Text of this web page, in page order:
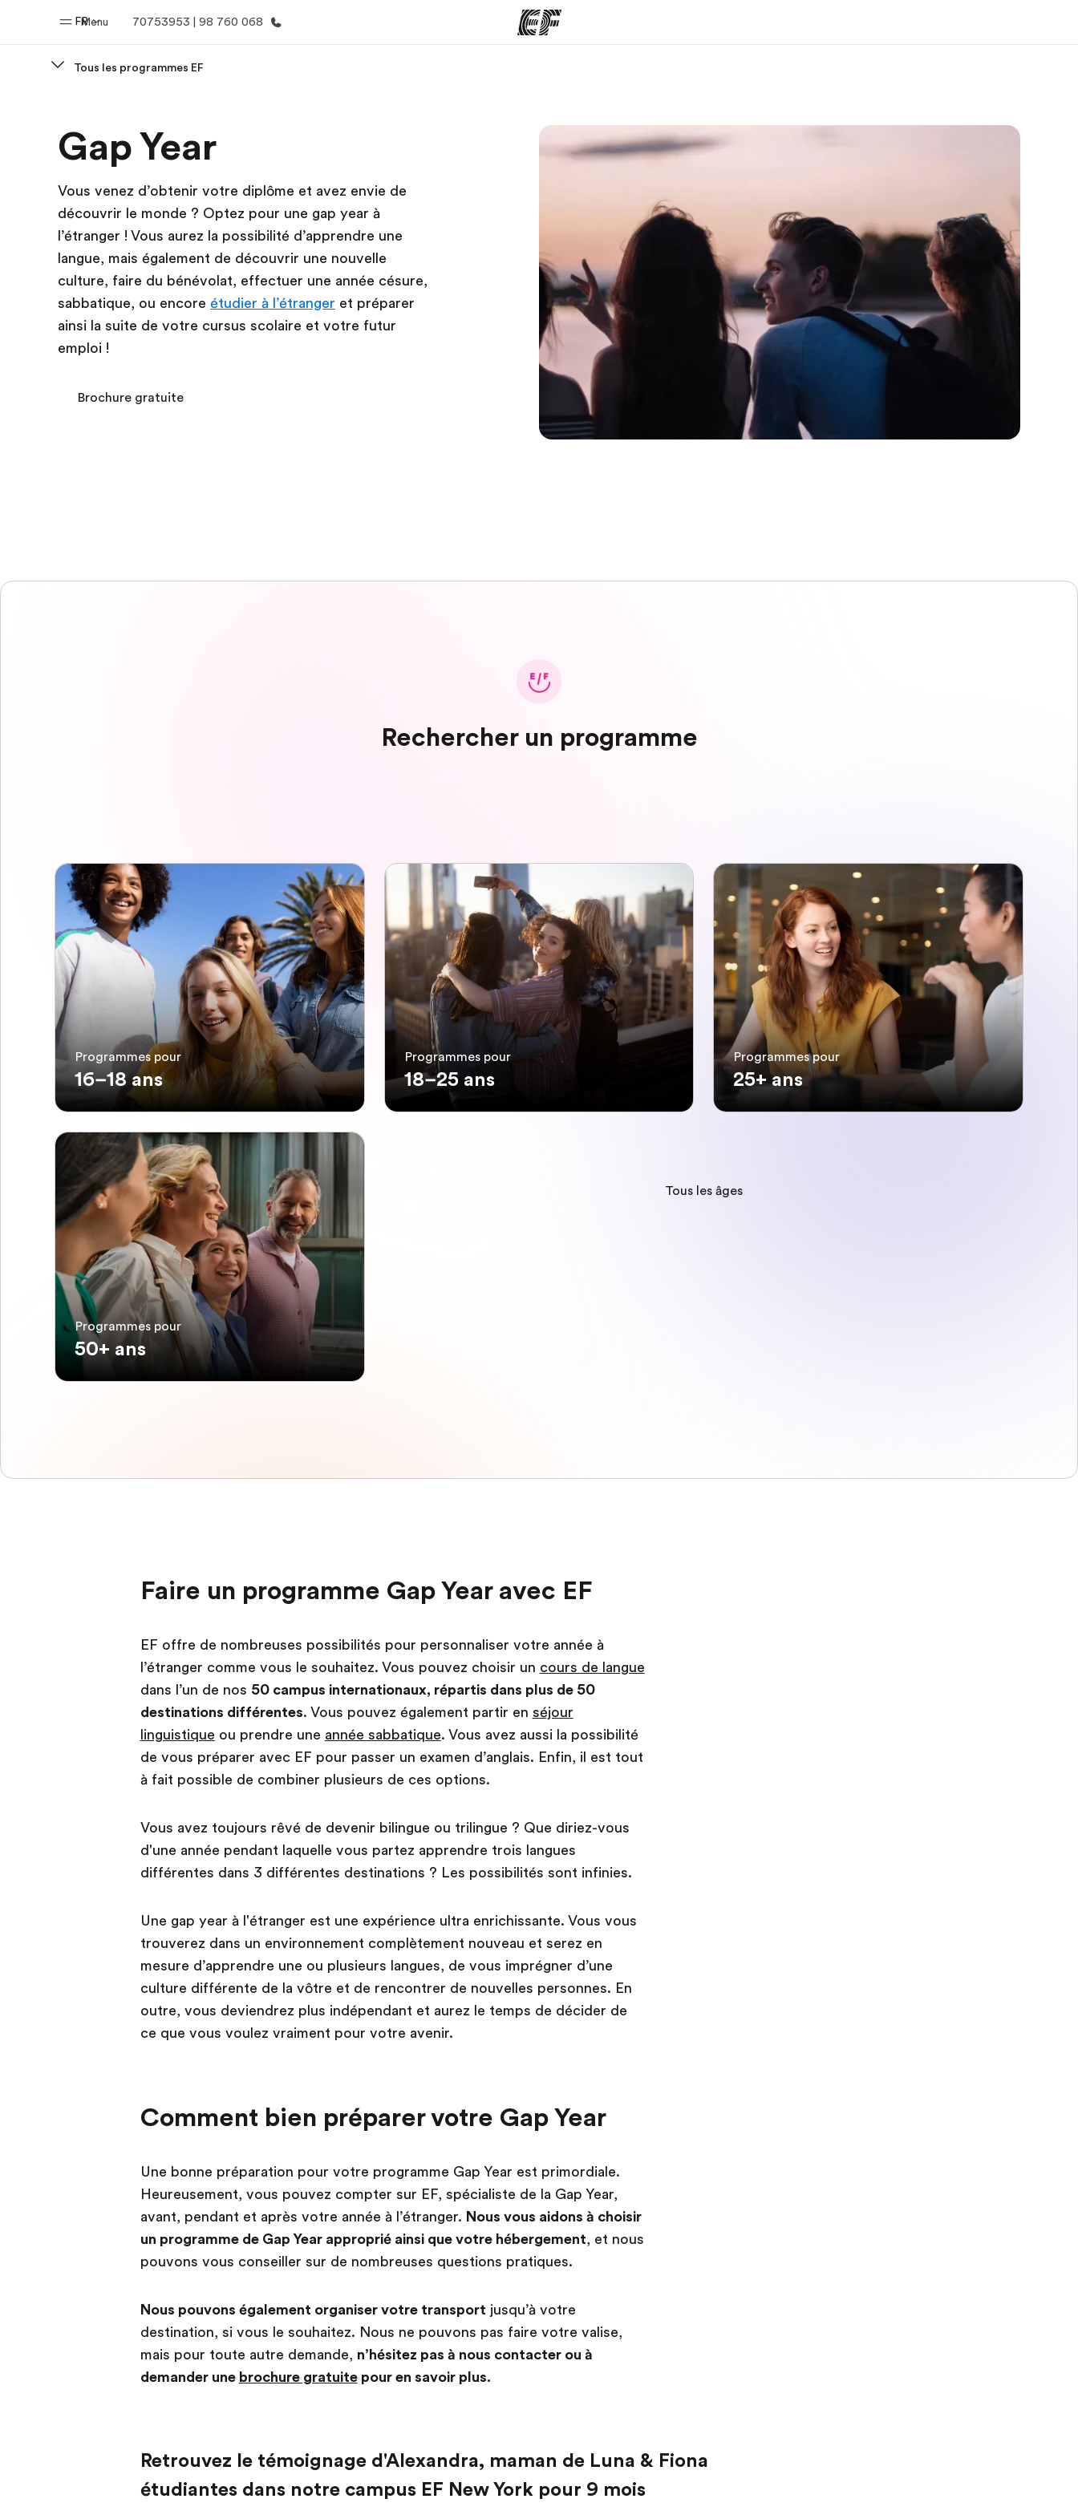
Menu
FR 70753953 | 98 760 068
Bienvenue chez EF Qui sommes-nous ?
Tous les programmes EF
Gap Year
Vous venez d’obtenir votre diplôme et avez envie de
découvrir le monde ? Optez pour une gap year à
l’étranger ! Vous aurez la possibilité d’apprendre une
langue, mais également de découvrir une nouvelle
culture, faire du bénévolat, effectuer une année césure,
sabbatique, ou encore étudier à l’étranger et préparer
ainsi la suite de votre cursus scolaire et votre futur
emploi !
Brochure gratuite
Rechercher un programme
Programmes pour
16–18 ans
Programmes pour
18–25 ans
Programmes pour
25+ ans
Programmes pour
50+ ans
Tous les âges
Faire un programme Gap Year avec EF
EF offre de nombreuses possibilités pour personnaliser votre année à
l’étranger comme vous le souhaitez. Vous pouvez choisir un cours de langue
dans l’un de nos 50 campus internationaux, répartis dans plus de 50
destinations différentes. Vous pouvez également partir en séjour
linguistique ou prendre une année sabbatique. Vous avez aussi la possibilité
de vous préparer avec EF pour passer un examen d’anglais. Enfin, il est tout
à fait possible de combiner plusieurs de ces options.
Vous avez toujours rêvé de devenir bilingue ou trilingue ? Que diriez-vous
d'une année pendant laquelle vous partez apprendre trois langues
différentes dans 3 différentes destinations ? Les possibilités sont infinies.
Une gap year à l'étranger est une expérience ultra enrichissante. Vous vous
trouverez dans un environnement complètement nouveau et serez en
mesure d’apprendre une ou plusieurs langues, de vous imprégner d’une
culture différente de la vôtre et de rencontrer de nouvelles personnes. En
outre, vous deviendrez plus indépendant et aurez le temps de décider de
ce que vous voulez vraiment pour votre avenir.
Comment bien préparer votre Gap Year
Une bonne préparation pour votre programme Gap Year est primordiale.
Heureusement, vous pouvez compter sur EF, spécialiste de la Gap Year,
avant, pendant et après votre année à l’étranger. Nous vous aidons à choisir
un programme de Gap Year approprié ainsi que votre hébergement, et nous
pouvons vous conseiller sur de nombreuses questions pratiques.
Nous pouvons également organiser votre transport jusqu’à votre
destination, si vous le souhaitez. Nous ne pouvons pas faire votre valise,
mais pour toute autre demande, n’hésitez pas à nous contacter ou à
demander une brochure gratuitepour en savoir plus.
Retrouvez le témoignage d'Alexandra, maman de Luna & Fiona
étudiantes dans notre campus EF New York pour 9 mois